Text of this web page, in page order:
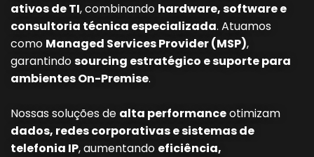
ativos de TI, combinando hardware, software e
consultoria técnica especializada. Atuamos
como Managed Services Provider (MSP),
garantindosourcing estratégico e suporte para
ambientes On-Premise.
Nossas soluções de alta performanceotimizam
dados, redes corporativas e sistemas de
telefonia IP, aumentando eficiência,